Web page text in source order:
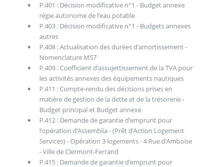
P.401 : Décision modificative n°1 - Budget annexe
régie autonome de l’eau potable
P.403 : Décision modificative n°1 - Budgets annexes
autres
P.408 : Actualisation des durées d’amortissement -
Nomenclature M57
P.409 : Coefficient d’assujettissement de la TVA pour
les activités annexes des équipements nautiques
P.411 : Compte-rendu des décisions prises en
matière de gestion de la dette et de la trésorerie -
Budget principal et Budget annexe
P.412 : Demande de garantie d’emprunt pour
l’opération d’Assemblia - (Prêt d’Action Logement
Services) - Opération 3 logements - 4 Rue d’Amboise
- Ville de Clermont-Ferrand
P.415 : Demande de garantie d’emprunt pour